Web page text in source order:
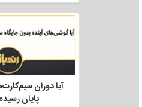
آیا دوران
پایان